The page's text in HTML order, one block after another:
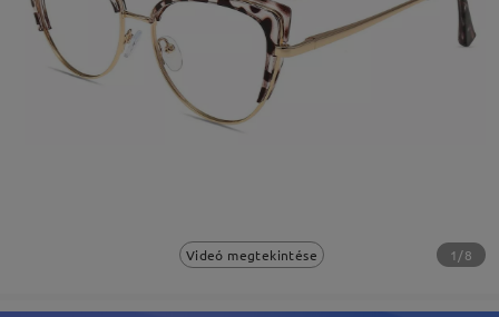
Videó megtekintése 1/8